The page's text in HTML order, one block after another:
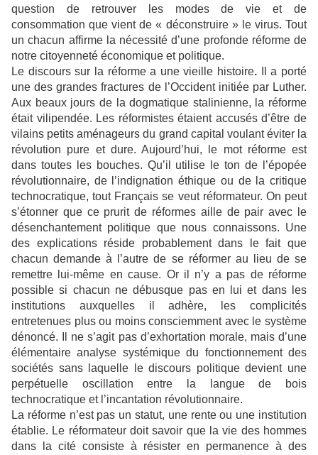
question de retrouver les modes de vie et de
consommation que vient de « déconstruire » le virus. Tout
un chacun affirme la nécessité d’une profonde réforme de
notre citoyenneté économique et politique.
Le discours sur la réforme a une vieille histoire. Il a porté
une des grandes fractures de l’Occident initiée par Luther.
Aux beaux jours de la dogmatique stalinienne, la réforme
était vilipendée. Les réformistes étaient accusés d’être de
vilains petits aménageurs du grand capital voulant éviter la
révolution pure et dure. Aujourd’hui, le mot réforme est
dans toutes les bouches. Qu’il utilise le ton de l’épopée
révolutionnaire, de l’indignation éthique ou de la critique
technocratique, tout Français se veut réformateur. On peut
s’étonner que ce prurit de réformes aille de pair avec le
désenchantement politique que nous connaissons. Une
des explications réside probablement dans le fait que
chacun demande à l’autre de se réformer au lieu de se
remettre lui-même en cause. Or il n’y a pas de réforme
possible si chacun ne débusque pas en lui et dans les
institutions auxquelles il adhère, les complicités
entretenues plus ou moins consciemment avec le système
dénoncé. Il ne s’agit pas d’exhortation morale, mais d’une
élémentaire analyse systémique du fonctionnement des
sociétés sans laquelle le discours politique devient une
perpétuelle oscillation entre la langue de bois
technocratique et l’incantation révolutionnaire.
La réforme n’est pas un statut, une rente ou une institution
établie. Le réformateur doit savoir que la vie des hommes
dans la cité consiste à résister en permanence à des